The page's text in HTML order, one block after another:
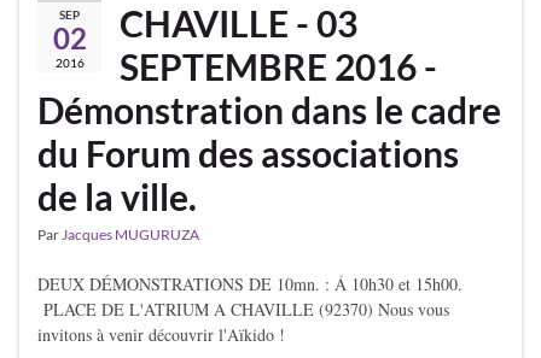
SEP
02
2016
CHAVILLE - 03
SEPTEMBRE 2016 -
Démonstration dans le cadre
du Forum des associations
de la ville.
ParJacques MUGURUZA
DEUX DÉMONSTRATIONS DE 10mn. : Á 10h30 et 15h00.
PLACE DE L'ATRIUM A CHAVILLE (92370) Nous vous
invitons à venir découvrir l'Aïkido !